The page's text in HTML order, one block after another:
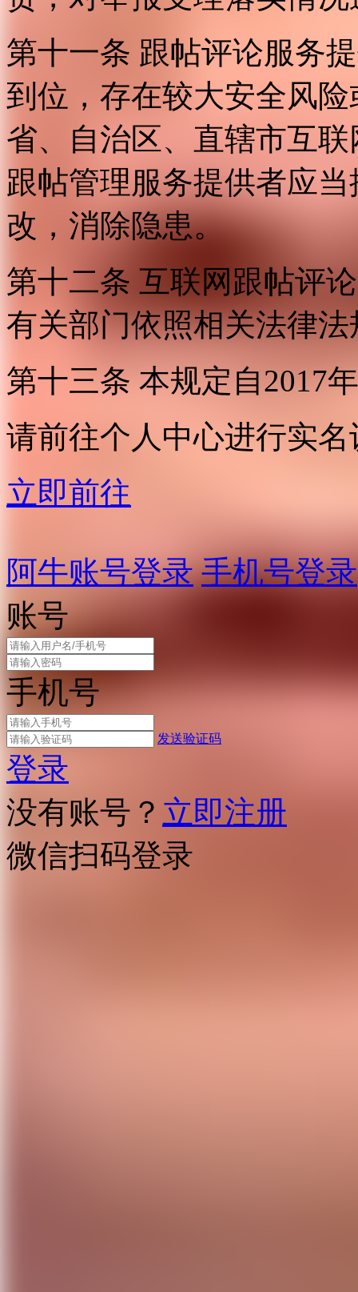
第十一条 跟帖评论服务
到位，存在较大安全风
省、自治区、直辖市互
跟帖管理服务提供者应
改，消除隐患。
第十二条 互联网跟帖评
有关部门依照相关法律
第十三条 本规定自2017
请前往个人中心进行实名
立即前往
阿牛账号登录 手机号登录
账号
手机号
发送验证码
登录
没有账号？ 立即注册
微信扫码登录